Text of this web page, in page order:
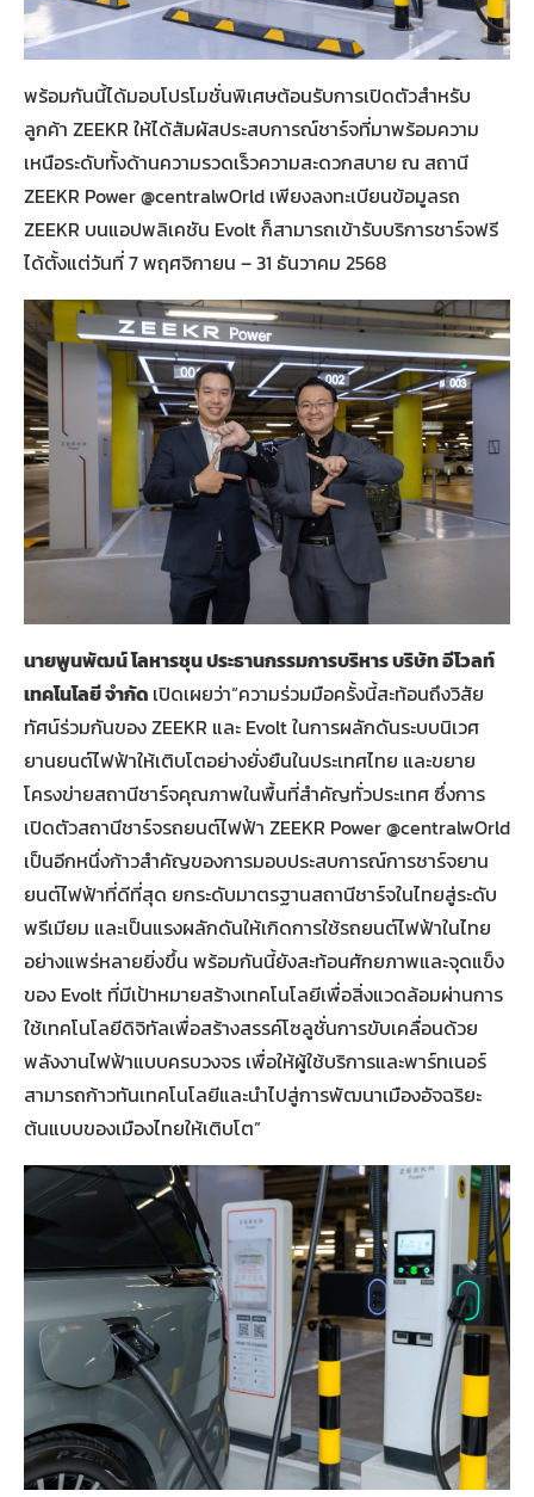
พร้อมกันนี้ได้มอบโปรโมชั่นพิเศษต้อนรับการเปิดตัวสำหรับ
ลูกค้า ZEEKR ให้ได้สัมผัสประสบการณ์ชาร์จที่มาพร้อมความ
เหนือระดับทั้งด้านความรวดเร็วความสะดวกสบาย ณ สถานี
ZEEKR Power @centralwOrld เพียงลงทะเบียนข้อมูลรถ
ZEEKR บนแอปพลิเคชัน Evolt ก็สามารถเข้ารับบริการชาร์จฟรี
ได้ตั้งแต่วันที่ 7 พฤศจิกายน – 31 ธันวาคม 2568
นายพูนพัฒน์ โลหารชุน ประธานกรรมการบริหาร บริษัท อีโวลท์
เทคโนโลยี จำกัด เปิดเผยว่า“ความร่วมมือครั้งนี้สะท้อนถึงวิสัย
ทัศน์ร่วมกันของ ZEEKR และ Evolt ในการผลักดันระบบนิเวศ
ยานยนต์ไฟฟ้าให้เติบโตอย่างยั่งยืนในประเทศไทย และขยาย
โครงข่ายสถานีชาร์จคุณภาพในพื้นที่สำคัญทั่วประเทศ ซึ่งการ
เปิดตัวสถานีชาร์จรถยนต์ไฟฟ้า ZEEKR Power @centralwOrld
เป็นอีกหนึ่งก้าวสำคัญของการมอบประสบการณ์การชาร์จยาน
ยนต์ไฟฟ้าที่ดีที่สุด ยกระดับมาตรฐานสถานีชาร์จในไทยสู่ระดับ
พรีเมียม และเป็นแรงผลักดันให้เกิดการใช้รถยนต์ไฟฟ้าในไทย
อย่างแพร่หลายยิ่งขึ้น พร้อมกันนี้ยังสะท้อนศักยภาพและจุดแข็ง
ของ Evolt ที่มีเป้าหมายสร้างเทคโนโลยีเพื่อสิ่งแวดล้อมผ่านการ
ใช้เทคโนโลยีดิจิทัลเพื่อสร้างสรรค์โซลูชั่นการขับเคลื่อนด้วย
พลังงานไฟฟ้าแบบครบวงจร เพื่อให้ผู้ใช้บริการและพาร์ทเนอร์
สามารถก้าวทันเทคโนโลยีและนำไปสู่การพัฒนาเมืองอัจฉริยะ
ต้นแบบของเมืองไทยให้เติบโต”